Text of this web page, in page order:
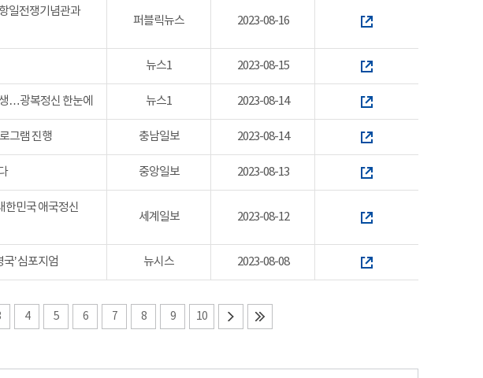
일전쟁기념관과
퍼블릭뉴스 2023-08-16
뉴스1 2023-08-15
…광복정신 한눈에 뉴스1 2023-08-14
그램 진행 충남일보 2023-08-14
중앙일보 2023-08-13
한민국 애국정신
세계일보 2023-08-12
’ 심포지엄 뉴시스 2023-08-08
4 5 6 7 8 9 10